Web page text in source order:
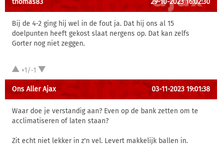
thomas83 29-10-2023 16:02:30
Bij de 4-2 ging hij wel in de fout ja. Dat hij ons al 15
doelpunten heeft gekost slaat nergens op. Dat kan zelfs
Gorter nog niet zeggen.
+1/-1
Ons Aller Ajax 03-11-2023 19:01:38
Waar doe je verstandig aan? Even op de bank zetten om te
acclimatiseren of laten staan?
Zit echt niet lekker in z'n vel. Levert makkelijk ballen in.